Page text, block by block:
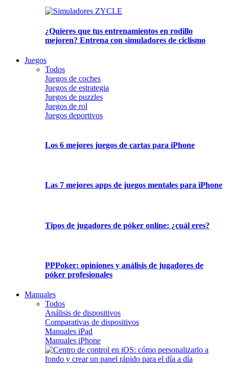
¿Quieres que tus entrenamientos en rodillo
mejoren? Entrena con simuladores de ciclismo
Juegos
Todos
Juegos de coches
Juegos de estrategia
Juegos de puzzles
Juegos de rol
Juegos deportivos
Los 6 mejores juegos de cartas para iPhone
Las 7 mejores apps de juegos mentales para iPhone
Tipos de jugadores de póker online: ¿cuál eres?
PPPoker: opiniones y análisis de jugadores de
póker profesionales
Manuales
Todos
Análisis de dispositivos
Comparativas de dispositivos
Manuales iPad
Manuales iPhone